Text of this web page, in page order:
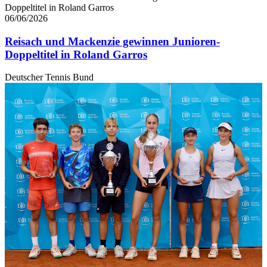
Doppeltitel in Roland Garros
06/06/2026
Reisach und Mackenzie gewinnen Junioren-
Doppeltitel in Roland Garros
Deutscher Tennis Bund